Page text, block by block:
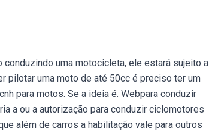
uma motocicleta, ele estará sujeito a
pilotar uma moto de até 50cc é preciso ter um
para motos. Se a ideia é. Webpara conduzir
a ou a autorização para conduzir ciclomotores
além de carros a habilitação vale para outros